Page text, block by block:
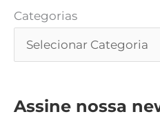
Categorias
Assine nossa